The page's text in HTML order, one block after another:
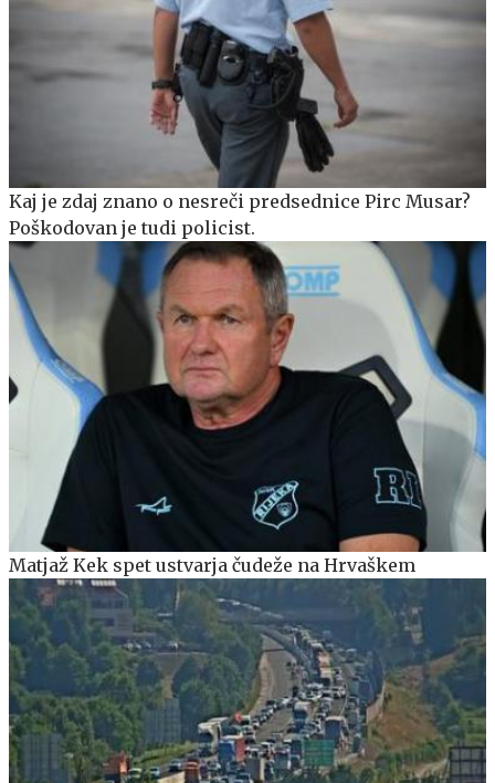
Kaj je zdaj znano o nesreči predsednice Pirc Musar?
Poškodovan je tudi policist.
Matjaž Kek spet ustvarja čudeže na Hrvaškem